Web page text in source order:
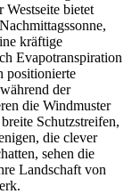
Westseite bietet
kräftige
Evapotranspiration
positionierte
der
die Windmuster
Schutzstreifen,
die clever
sehen die
Landschaft von